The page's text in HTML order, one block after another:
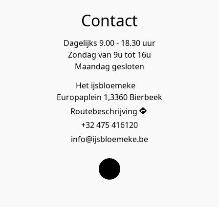
Contact
Het ijsbloemeke
Europaplein 1,3360 Bierbeek
Routebeschrijving
Dagelijks 9.00 - 18.30 uur
Zondag van 9u tot 16u
Maandag gesloten
+32 475 416120
info@ijsbloemeke.be